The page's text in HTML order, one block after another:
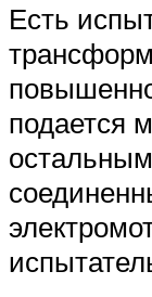
Есть
подается